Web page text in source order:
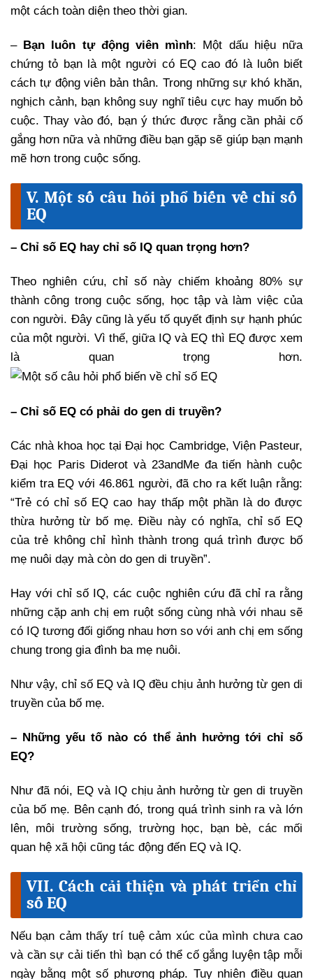
một cách toàn diện theo thời gian.
– Bạn luôn tự động viên mình: Một dấu hiệu nữa
chứng tỏ bạn là một người có EQ cao đó là luôn biết
cách tự động viên bản thân. Trong những sự khó khăn,
nghịch cảnh, bạn không suy nghĩ tiêu cực hay muốn bỏ
cuộc. Thay vào đó, bạn ý thức được rằng cần phải cố
gắng hơn nữa và những điều bạn gặp sẽ giúp bạn mạnh
mẽ hơn trong cuộc sống.
V. Một số câu hỏi phổ biến về chỉ số
EQ
– Chỉ số EQ hay chỉ số IQ quan trọng hơn?
Theo nghiên cứu, chỉ số này chiếm khoảng 80% sự
thành công trong cuộc sống, học tập và làm việc của
con người. Đây cũng là yếu tố quyết định sự hạnh phúc
của một người. Vì thế, giữa IQ và EQ thì EQ được xem
là quan trọng hơn.
– Chỉ số EQ có phải do gen di truyền?
Các nhà khoa học tại Đại học Cambridge, Viện Pasteur,
Đại học Paris Diderot và 23andMe đa tiến hành cuộc
kiểm tra EQ với 46.861 người, đã cho ra kết luận rằng:
“Trẻ có chỉ số EQ cao hay thấp một phần là do được
thừa hưởng từ bố mẹ. Điều này có nghĩa, chỉ số EQ
của trẻ không chỉ hình thành trong quá trình được bố
mẹ nuôi dạy mà còn do gen di truyền”.
Hay với chỉ số IQ, các cuộc nghiên cứu đã chỉ ra rằng
những cặp anh chị em ruột sống cùng nhà với nhau sẽ
có IQ tương đối giống nhau hơn so với anh chị em sống
chung trong gia đình ba mẹ nuôi.
Như vậy, chỉ số EQ và IQ đều chịu ảnh hưởng từ gen di
truyền của bố mẹ.
– Những yếu tố nào có thể ảnh hưởng tới chỉ số
EQ?
Như đã nói, EQ và IQ chịu ảnh hưởng từ gen di truyền
của bố mẹ. Bên cạnh đó, trong quá trình sinh ra và lớn
lên, môi trường sống, trường học, bạn bè, các mối
quan hệ xã hội cũng tác động đến EQ và IQ.
VII. Cách cải thiện và phát triển chỉ
số EQ
Nếu bạn cảm thấy trí tuệ cảm xúc của mình chưa cao
và cần sự cải tiến thì bạn có thể cố gắng luyện tập mỗi
ngày bằng một số phương pháp. Tuy nhiên điều quan